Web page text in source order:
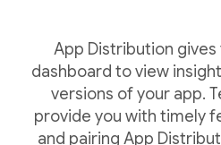
App Distribution
dashboard to view
versions of your app.
provide you with timely
and pairing App